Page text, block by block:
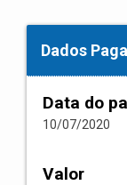
Dados
Data do
10/07/2020
Valor